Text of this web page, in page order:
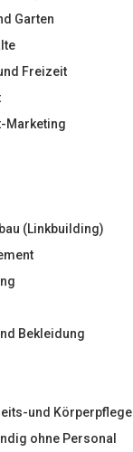
Garten
Freizeit
Marketing
(Linkbuilding)
Bekleidung
und Körperpflege
ohne Personal